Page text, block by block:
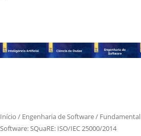
Início / Engenharia de Software/ Fundamental
Software: SQuaRE: ISO/IEC 25000/2014